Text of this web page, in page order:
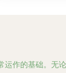
运作的基础。无论